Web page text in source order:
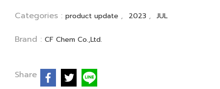
Categories : product update , 2023 , JUL
Brand : CF Chem Co.,Ltd.
Share